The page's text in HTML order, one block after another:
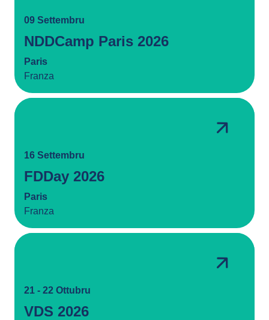
09 Settembru
NDDCamp Paris 2026
Paris
Franza
16 Settembru
FDDay 2026
Paris
Franza
21 - 22 Ottubru
VDS 2026